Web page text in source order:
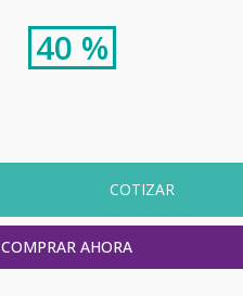
40 %
COTIZAR
COMPRAR AHORA